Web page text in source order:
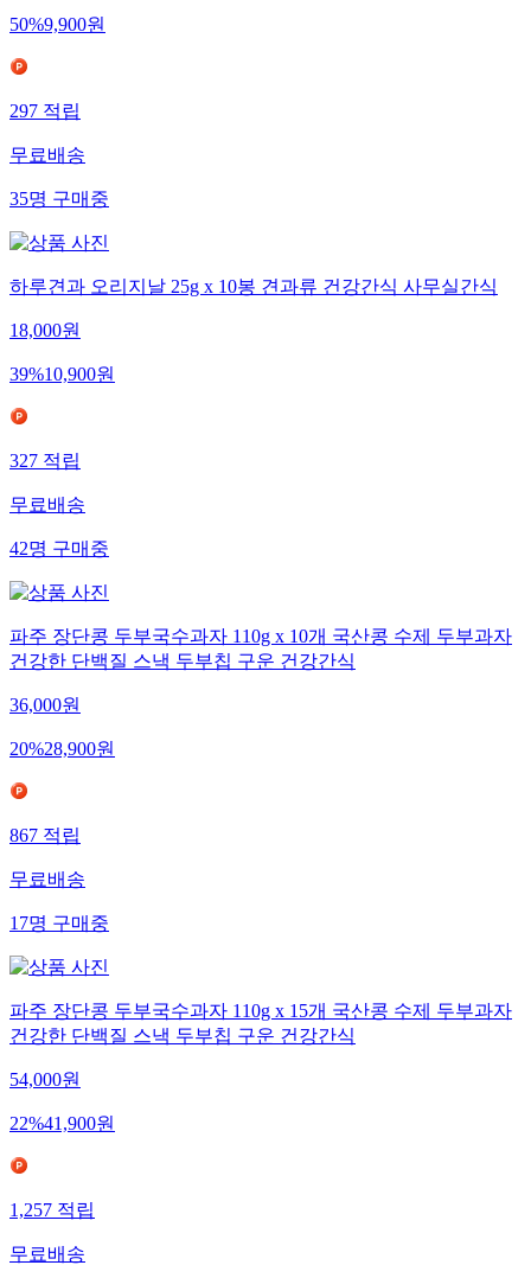
50%9,900원
297적립
무료배송
35명구매중
하루견과 오리지날 25g x 10봉 견과류 건강간식 사무실간식
18,000원
39%10,900원
327적립
무료배송
42명구매중
파주 장단콩 두부국수과자 110g x 10개 국산콩 수제 두부과자
건강한 단백질 스낵 두부칩 구운 건강간식
36,000원
20%28,900원
867적립
무료배송
17명구매중
파주 장단콩 두부국수과자 110g x 15개 국산콩 수제 두부과자
건강한 단백질 스낵 두부칩 구운 건강간식
54,000원
22%41,900원
1,257적립
무료배송